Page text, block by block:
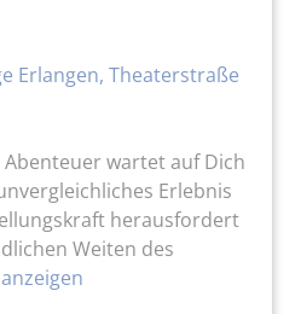
Erlangen, Theaterstraße
wartet auf Dich
Erlebnis
herausfordert
Weiten des